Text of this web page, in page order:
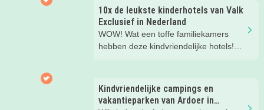
10x de leukste kinderhotels van Valk
Exclusief in Nederland
WOW! Wat een toffe familiekamers
hebben deze kindvriendelijke hotels!
kinderhotels van Valk Exclusief en
boek een heerlijk nachtje weg met je
kind(eren).
Kindvriendelijke campings en
vakantieparken van Ardoer in